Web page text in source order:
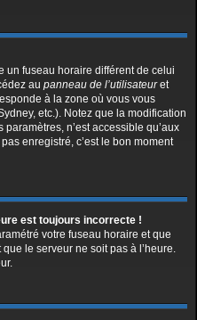
un fuseau horaire différent de celui
au panneau de l’utilisateuret
à la zone où vous vous
etc.). Notez que la modification
n’est accessible qu’aux
enregistré, c’est le bon moment
est toujours incorrecte !
votre fuseau horaire et que
le serveur ne soit pas à l’heure.